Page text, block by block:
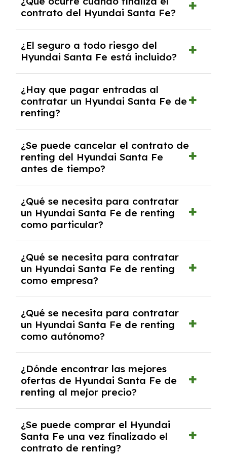
contrato y puede variar entre 10,000 y
30,000 km anuales. Si excedes ese límite,
puede haber un cargo adicional.
contrato del Hyundai Santa Fe?
coche, renovarlo por uno nuevo o, en algunos
casos, comprarlo a un precio previamente
acordado.
¿El seguro a todo riesgo del
Hyundai Santa Fe está incluido?
Santa Fe con el seguro a todo riesgo sin
franquicia incluido dentro de las cuotas
mensuales.
¿Hay que pagar entradas al
contratar un Hyundai Santa Fe de
renting?
tendrás que pagar ningún tipo de entrada
salvo en casos que lo exija el proveedor
debido al resultado del estudio de viabilidad
económica.
¿Se puede cancelar el contrato de
renting del Hyundai Santa Fe
antes de tiempo?
pero puede haber penalizaciones por
cancelación anticipada. Es importante revisar
las condiciones del contrato y hablar con un
experto que te asesore.
¿Qué se necesita para contratar
un Hyundai Santa Fe de renting
como particular?
y, en algunos casos, una consulta de solvencia
crediticia y un pago inicial.
¿Qué se necesita para contratar
un Hyundai Santa Fe de renting
como empresa?
documentación financiera y, en algunos
casos, un informe de solvencia de la empresa
y un pago inicial.
¿Qué se necesita para contratar
un Hyundai Santa Fe de renting
como autónomo?
autónomos, justificante de ingresos y, en
algunos casos, un informe fiscal y un pago
inicial.
¿Dónde encontrar las mejores
ofertas de Hyundai Santa Fe de
renting al mejor precio?
mejores ofertas de vehículos de renting con
todos los gastos incluidos y sin pagar
entradas.
¿Se puede comprar el Hyundai
Santa Fe una vez finalizado el
contrato de renting?